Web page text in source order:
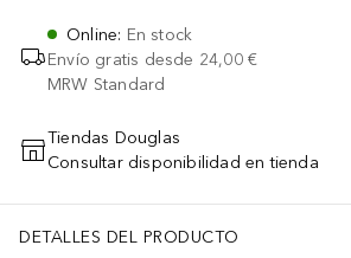
Online: En stock
Envío gratis desde 24,00 €
MRW Standard
AÑADIR AL CARRITO
Tiendas Douglas
Consultar disponibilidad en tienda
DETALLES DEL PRODUCTO